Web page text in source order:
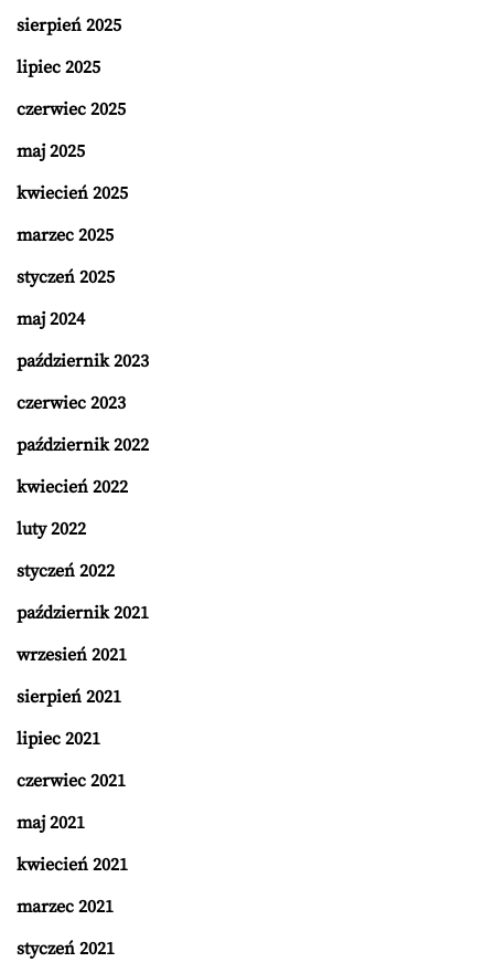
sierpień 2025
lipiec 2025
czerwiec 2025
maj 2025
kwiecień 2025
marzec 2025
styczeń 2025
maj 2024
październik 2023
czerwiec 2023
październik 2022
kwiecień 2022
luty 2022
styczeń 2022
październik 2021
wrzesień 2021
sierpień 2021
lipiec 2021
czerwiec 2021
maj 2021
kwiecień 2021
marzec 2021
styczeń 2021